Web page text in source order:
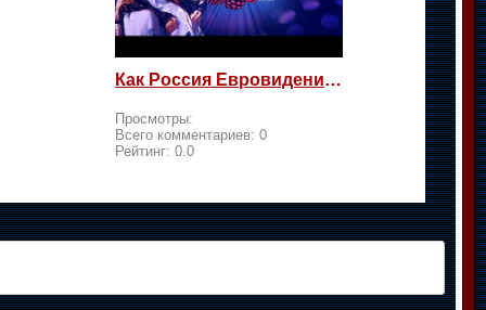
Как Россия Евровидение на жалость берет
Просмотры:
Всего комментариев: 0
Рейтинг: 0.0